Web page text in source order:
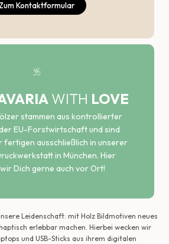
Zum Kontaktformular
WITH LOVE
stammen aus kontrollierter
EU-Forstwirtschaft und sind
ausschließlich in unserer
in München. Hier
Dich gerne auch vor Ort!
Leidenschaft: mit Holz Bildmotiven neues
erlebbar machen. Hierbei wecken wir
und USB-Sticks aus ihrem digitalen